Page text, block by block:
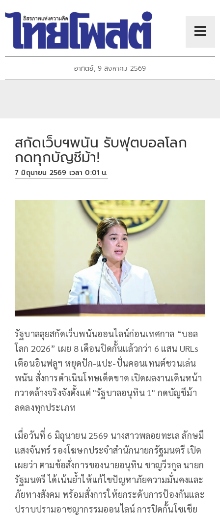
อาทิตย์, 9 สิงหาคม 2569
สกัดเว็บฯพนัน รับฟุตบอลโลก
กดทุกบัญชีม้า!
7 มิถุนายน 2569 เวลา 0:01 น.
รัฐบาลลุยสกัดเว็บพนันออนไลน์ก่อนเทศกาล “บอล
โลก 2026” เผย 8 เดือนปิดกั้นแล้วกว่า 6 แสน URLs
เตือนอินฟลูฯ หยุดปัก-แปะ-ปั่นคอนเทนต์ชวนเล่น
พนัน สั่งการดำเนินโทษเด็ดขาด เปิดผลงานเดินหน้า
กวาดล้างจริงจังตั้งแต่ "รัฐบาลอนุทิน 1" กดบัญชีม้า
ลดลงทุกประเภท
เมื่อวันที่ 6 มิถุนายน 2569 นางสาวพลอยทะเล ลักษมี
แสงจันทร์ รองโฆษกประจำสำนักนายกรัฐมนตรี เปิด
เผยว่า ตามข้อสั่งการของนายอนุทิน ชาญวีรกูล นายก
รัฐมนตรี ได้เน้นย้ำให้แก้ไขปัญหาภัยความมั่นคงและ
ภัยทางสังคม พร้อมสั่งการให้ยกระดับการป้องกันและ
ปราบปรามอาชญากรรมออนไลน์ การปิดกั้นโซเชีย